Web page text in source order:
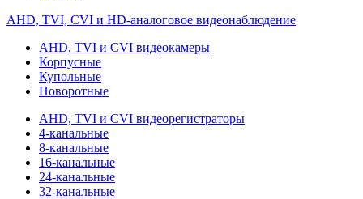
AHD, TVI, CVI и HD-аналоговое видеонаблюдение
AHD, TVI и CVI видеокамеры
Корпусные
Купольные
Поворотные
AHD, TVI и CVI видеорегистраторы
4-канальные
8-канальные
16-канальные
24-канальные
32-канальные